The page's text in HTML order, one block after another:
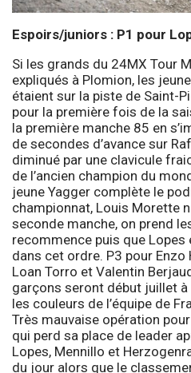
Espoirs/juniors : P1 pour
Si les grands du 24MX Tour
expliqués à Plomion, les
étaient sur la piste de Saint-
pour la première fois de la
la première manche 85 en
de secondes d’avance sur
diminué par une clavicule
de l’ancien champion du
jeune Yagger complète le
championnat, Louis Morette
seconde manche, on prend
recommence puis que
dans cet ordre. P3 pour
Loan Torro et Valentin
garçons seront début juillet
les couleurs de l’équipe de
Très mauvaise opération
qui perd sa place de leader
Lopes, Mennillo et
du jour alors que le